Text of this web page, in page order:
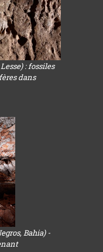
: fossiles
dans
Bahia) -